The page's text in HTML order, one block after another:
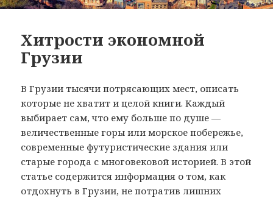
Хитрости экономной
Грузии
В Грузии тысячи потрясающих мест, описать
которые не хватит и целой книги. Каждый
выбирает сам, что ему больше по душе —
величественные горы или морское побережье,
современные футуристические здания или
старые города с многовековой историей. В этой
статье содержится информация о том, как
отдохнуть в Грузии, не потратив лишних